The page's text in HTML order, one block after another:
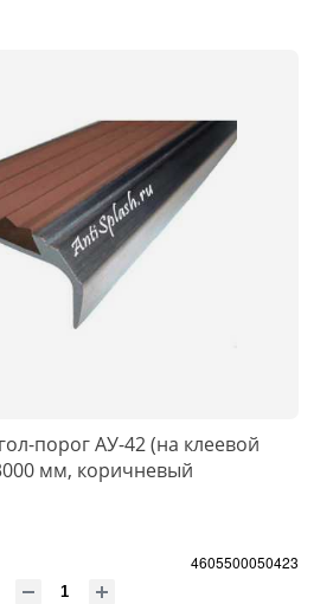
порог АУ-42 (на клеевой
мм, коричневый
4605500050423